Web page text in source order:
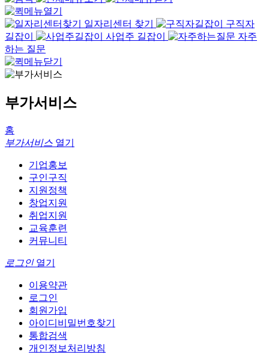
일자리센터 찾기
구직자
길잡이
사업주 길잡이
자주
하는 질문
부가서비스
홈
부가서비스 열기
기업홍보
구인구직
지원정책
창업지원
취업지원
교육훈련
커뮤니티
로그인 열기
이용약관
로그인
회원가입
아이디비밀번호찾기
통합검색
개인정보처리방침